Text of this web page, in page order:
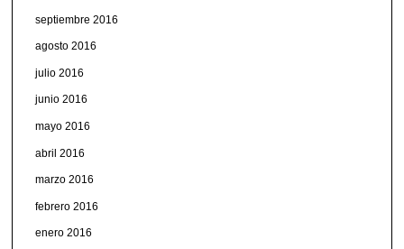
septiembre 2016
agosto 2016
julio 2016
junio 2016
mayo 2016
abril 2016
marzo 2016
febrero 2016
enero 2016